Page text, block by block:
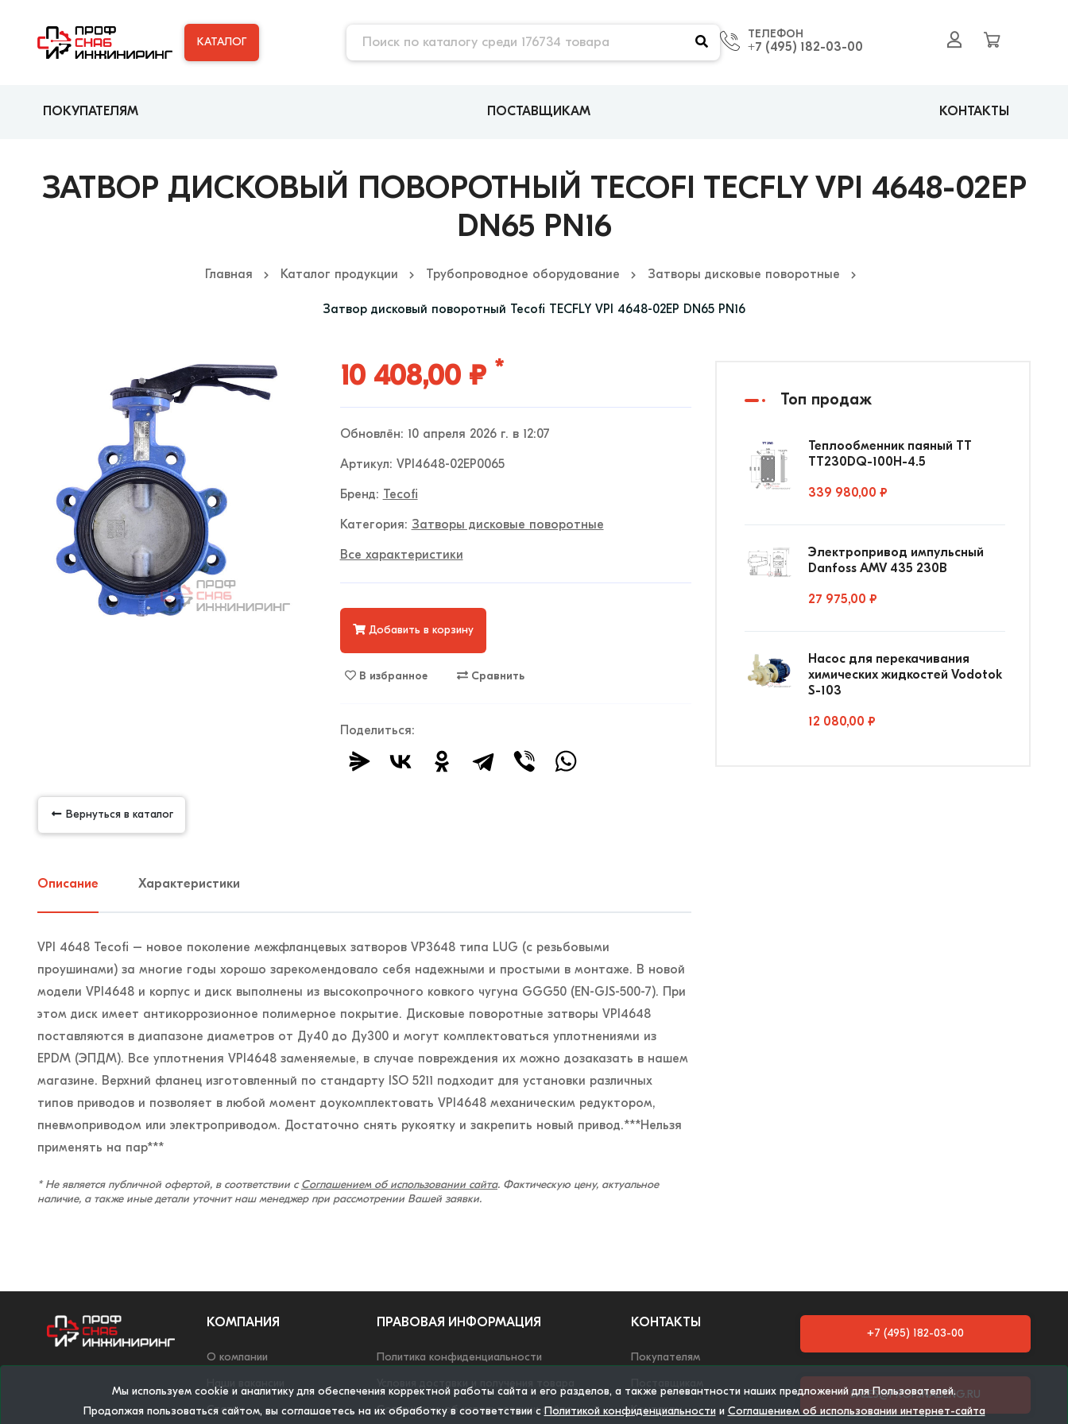
КАТАЛОГ
ТЕЛЕФОН
+7 (495) 182-03-00
ПОКУПАТЕЛЯМ ПОСТАВЩИКАМ КОНТАКТЫ
Главная Каталог продукции Трубопроводное оборудование Затворы дисковые поворотные
Затвор дисковый поворотный Tecofi TECFLY VPI 4648-02EP DN65 PN16
ЗАТВОР ДИСКОВЫЙ ПОВОРОТНЫЙ TECOFI TECFLY VPI 4648-02EP
DN65 PN16
10 408,00 ₽ *
Обновлён: 10 апреля 2026 г. в 12:07
Артикул: VPI4648-02EP0065
Бренд: Tecofi
Категория: Затворы дисковые поворотные
Все характеристики
Добавить в корзину
В избранное Сравнить
Поделиться:
Вернуться в каталог
Описание Характеристики
VPI 4648 Tecofi – новое поколение межфланцевых затворов VP3648 типа LUG (с резьбовыми
проушинами) за многие годы хорошо зарекомендовало себя надежными и простыми в монтаже. В новой
модели VPI4648 и корпус и диск выполнены из высокопрочного ковкого чугуна GGG50 (EN-GJS-500-7). При
этом диск имеет антикоррозионное полимерное покрытие. Дисковые поворотные затворы VPI4648
поставляются в диапазоне диаметров от Ду40 до Ду300 и могут комплектоваться уплотнениями из
EPDM (ЭПДМ). Все уплотнения VPI4648 заменяемые, в случае повреждения их можно дозаказать в нашем
магазине. Верхний фланец изготовленный по стандарту ISO 5211 подходит для установки различных
типов приводов и позволяет в любой момент доукомплектовать VPI4648 механическим редуктором,
пневмоприводом или электроприводом. Достаточно снять рукоятку и закрепить новый привод.***Нельзя
применять на пар***
* Не является публичной офертой, в соответствии с Соглашением об использовании сайта. Фактическую цену, актуальное
наличие, а также иные детали уточнит наш менеджер при рассмотрении Вашей заявки.
Топ продаж
Теплообменник паяный ТТ
ТТ230DQ-100Н-4.5
339 980,00 ₽
Электропривод импульсный
Danfoss AMV 435 230В
27 975,00 ₽
Насос для перекачивания
химических жидкостей Vodotok
S-103
12 080,00 ₽
Мы используем cookie и аналитику для обеспечения корректной работы сайта и его разделов, а также релевантности наших предложений для Пользователей.
Продолжая пользоваться сайтом, вы соглашаетесь на их обработку в соответствии с Политикой конфиденциальностии Соглашением об использовании интернет-сайта
КОМПАНИЯ
О компании
Наши вакансии
Статьи
ПРАВОВАЯ ИНФОРМАЦИЯ
Политика конфиденциальности
Условия доставки и получения товара
Соглашение об использовании сайта
КОНТАКТЫ
Покупателям
Контакты
+7 (495) 182-03-00
SALES@PROFSNABENG.RU